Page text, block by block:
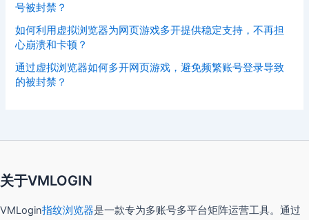
号被封禁？
如何利用虚拟浏览器为网页游戏多开提供稳定支持，不再担
心崩溃和卡顿？
通过虚拟浏览器如何多开网页游戏，避免频繁账号登录导致
的被封禁？
关于VMLOGIN
VMLogin指纹浏览器是一款专为多账号多平台矩阵运营工具。通过